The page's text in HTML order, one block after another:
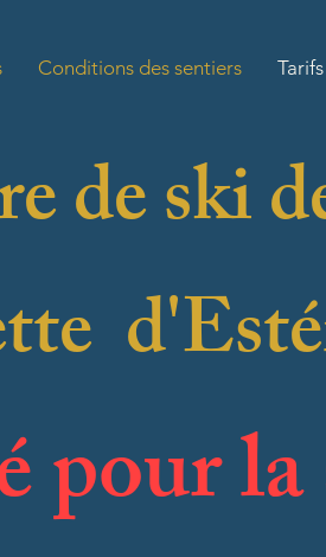
Conditions des sentiers Tarifs
de ski
pour